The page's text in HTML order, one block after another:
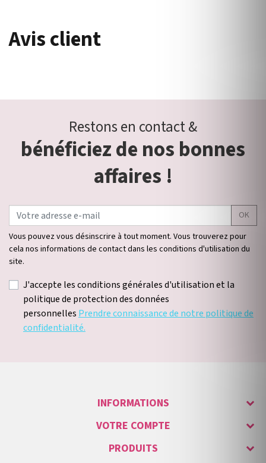
Avis client
Restons en contact &
bénéficiez de nos bonnes
affaires !
OK
Vous pouvez vous désinscrire à tout moment. Vous trouverez pour
cela nos informations de contact dans les conditions d'utilisation du
site.
J'accepte les conditions générales d'utilisation et la
politique de protection des données
personnelles Prendre connaissance de notre politique de
confidentialité.
INFORMATIONS
VOTRE COMPTE
PRODUITS